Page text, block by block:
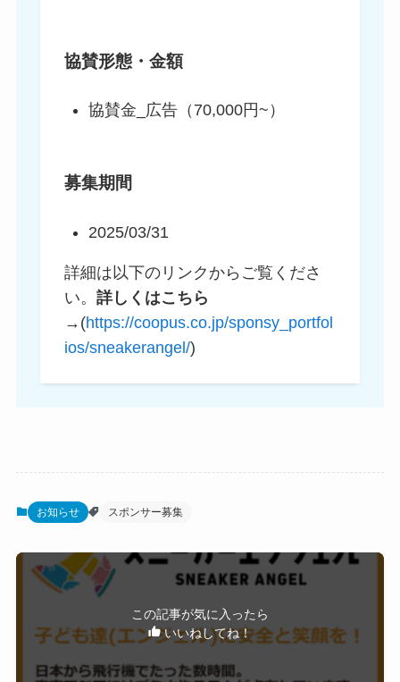
協賛形態・金額
協賛金_広告（70,000円~）
募集期間
2025/03/31
詳細は以下のリンクからご覧くださ
い。 詳しくはこちら
→(https://coopus.co.jp/sponsy_portfol
ios/sneakerangel/)
お知らせ スポンサー募集
この記事が気に入ったら
いいねしてね！